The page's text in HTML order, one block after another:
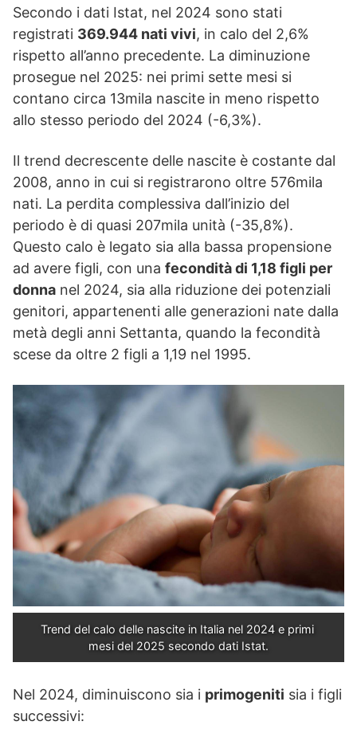
Secondo i dati Istat, nel 2024 sono stati
registrati 369.944 nati vivi, in calo del 2,6%
rispetto all’anno precedente. La diminuzione
prosegue nel 2025: nei primi sette mesi si
contano circa 13mila nascite in meno rispetto
allo stesso periodo del 2024 (-6,3%).
Il trend decrescente delle nascite è costante dal
2008, anno in cui si registrarono oltre 576mila
nati. La perdita complessiva dall’inizio del
periodo è di quasi 207mila unità (-35,8%).
Questo calo è legato sia alla bassa propensione
ad avere figli, con una fecondità di 1,18 figli per
donna nel 2024, sia alla riduzione dei potenziali
genitori, appartenenti alle generazioni nate dalla
metà degli anni Settanta, quando la fecondità
scese da oltre 2 figli a 1,19 nel 1995.
Trend del calo delle nascite in Italia nel 2024 e primi
mesi del 2025 secondo dati Istat.
Nel 2024, diminuiscono sia i primogeniti sia i figli
successivi: